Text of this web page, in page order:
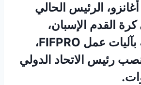
الرئيس الحالي
القدم الإسبان،
معرفة عميقة بآليات عمل FIFPRO،
رئيس الاتحاد الدولي